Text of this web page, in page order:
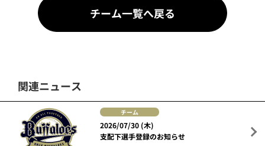
チーム一覧へ戻る
関連ニュース
チーム
2026/07/30 (木)
支配下選手登録のお知らせ